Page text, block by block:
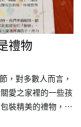
禮物
，對多數人而言，
愛之家裡的一些孩
裝精美的禮物，而